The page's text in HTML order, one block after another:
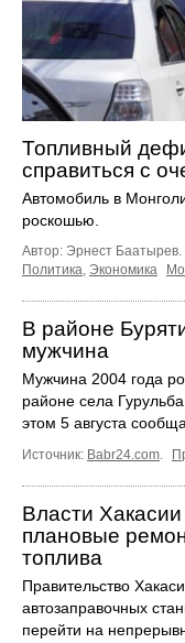
Топливный
справиться с
Автомобиль в
роскошью.
Автор: Эрнест Баатырев.
Политика Экономика
В районе
мужчина
Мужчина 2004 года
районе села
этом 5 августа
Источник: Babr24.com
Власти
плановые
топлива
Правительство
автозаправочных
перейти на